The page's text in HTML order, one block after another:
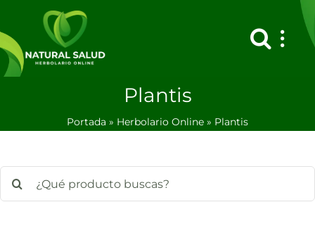
contenido
Plantis
Portada » Herbolario Online » Plantis